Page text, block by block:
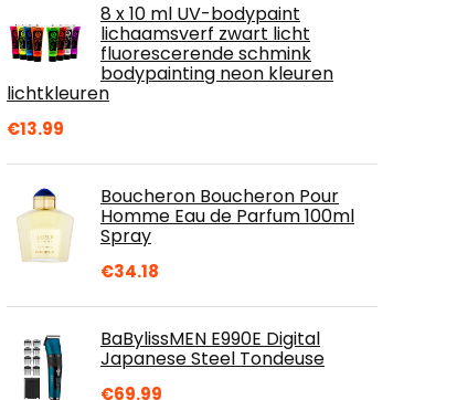
8 x 10 ml UV-bodypaint
lichaamsverf zwart licht
fluorescerende schmink
bodypainting neon kleuren
lichtkleuren
€13.99
Boucheron Boucheron Pour
Homme Eau de Parfum 100ml
Spray
€34.18
BaBylissMEN E990E Digital
Japanese Steel Tondeuse
€69.99